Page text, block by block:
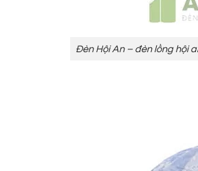
Đèn Hội An – đèn lồng hội